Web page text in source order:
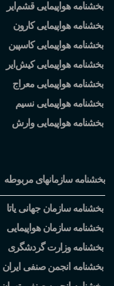
بخشنامه هواپیمایی قشم ایر
بخشنامه هواپیمایی کارون
بخشنامه هواپیمایی کاسپین
بخشنامه هواپیمایی کیش ایر
بخشنامه هواپیمایی معراج
بخشنامه هواپیمایی نسیم
بخشنامه هواپیمایی وارش
بخشنامه سازمانهای مربوطه
بخشنامه سازمان جهانی یاتا
بخشنامه سازمان هواپیمایی
بخشنامه وزارت گردشگری
بخشنامه انجمن صنفی ایران